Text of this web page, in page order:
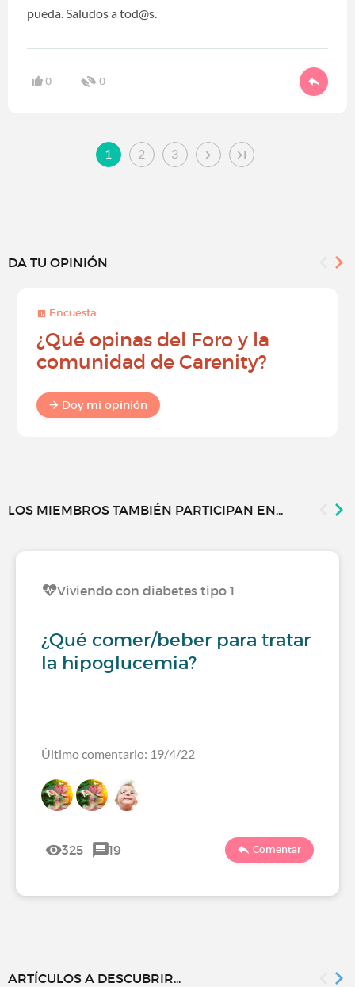
pueda. Saludos a tod@s.
0 0
1 2 3
DA TU OPINIÓN
Encuesta
¿Qué opinas del Foro y la
comunidad de Carenity?
Doy mi opinión
LOS MIEMBROS TAMBIÉN PARTICIPAN EN...
Viviendo con diabetes tipo 1
¿Qué comer/beber para tratar
la hipoglucemia?
Último comentario: 19/4/22
325 19 Comentar
ARTÍCULOS A DESCUBRIR...